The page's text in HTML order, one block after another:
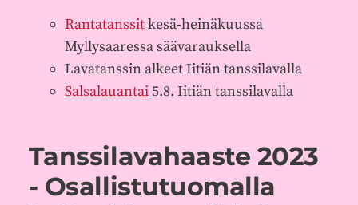
Rantatanssitkesä-heinäkuussa
Myllysaaressa säävarauksella
Lavatanssin alkeet Iitiän tanssilavalla
Salsalauantai5.8. Iitiän tanssilavalla
Tanssilavahaaste 2023
- Osallistutuomalla